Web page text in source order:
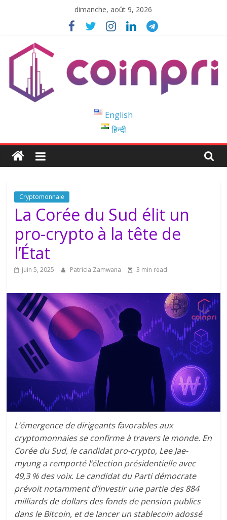
dimanche, août 9, 2026
Blockchain
Easy
to
English
हिन्दी
Cryptomonnaie
La Corée du Sud élit un
pro-crypto à la tête de
l’État
juin 5, 2025 Patricia Zamwana 3 min read
L’émergence de dirigeants favorables aux
cryptomonnaies se confirme à travers le monde. En
Corée du Sud, le candidat pro-crypto, Lee Jae-
myung a remporté l’élection présidentielle avec
49,3 % des voix. Le candidat du Parti démocrate
prévoit notamment d’investir une partie des 884
milliards de dollars des fonds de pension publics
dans le Bitcoin, et de lancer un stablecoin adossé